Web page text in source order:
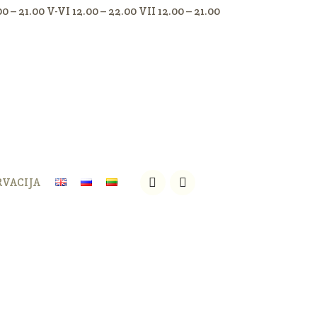
– 21.00 V-VI 12.00 – 22.00 VII 12.00 – 21.00